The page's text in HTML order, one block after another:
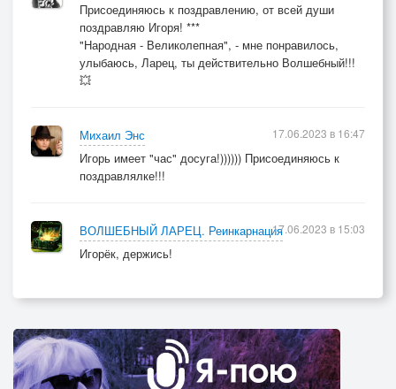
Присоединяюсь к поздравлению, от всей души
поздравляю Игоря! ***
"Народная - Великолепная", - мне понравилось,
улыбаюсь, Ларец, ты действительно Волшебный!!!
💥
Михаил Энс
Игорь имеет "час" досуга!)))))) Присоединяюсь к
поздравлялке!!!
17.06.2023 в 16:47
ВОЛШЕБНЫЙ ЛАРЕЦ. Реинкарнация
Игорёк, держись!
17.06.2023 в 15:03